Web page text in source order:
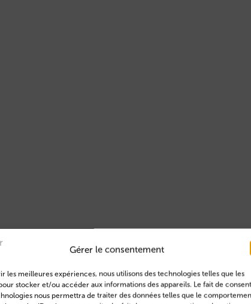
Gérer le consentement
les meilleures expériences, nous utilisons des technologies telles que les
stocker et/ou accéder aux informations des appareils. Le fait de
nous permettra de traiter des données telles que le